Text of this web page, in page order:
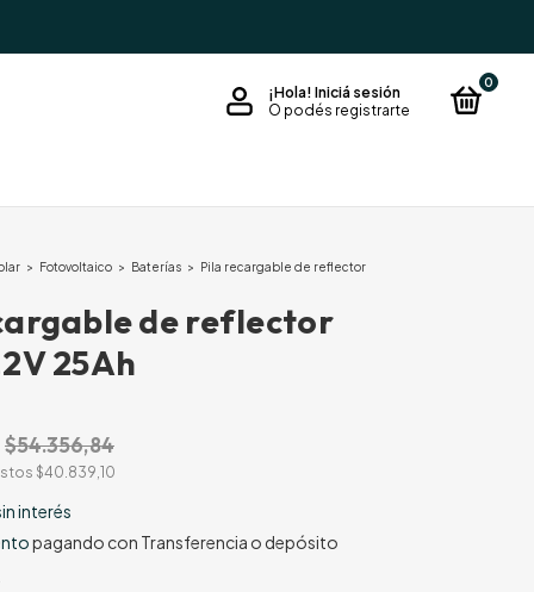
¡Hola! Iniciá sesión
O podés registrarte
0
> Fotovoltaico > Baterías > Pila recargable de reflector
de reflector
25Ah
$54.356,84
$40.839,10
interés
pagando con Transferencia o depósito